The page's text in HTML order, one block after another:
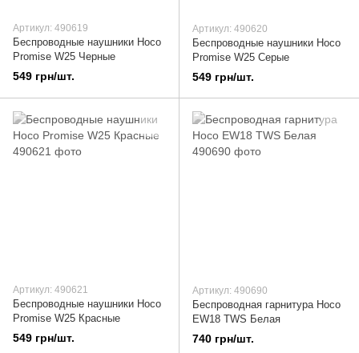
Артикул: 490619
Беспроводные наушники Hoco
Promise W25 Черные
549 грн/шт.
Артикул: 490620
Беспроводные наушники Hoco
Promise W25 Серые
549 грн/шт.
Артикул: 490621
Беспроводные наушники Hoco
Promise W25 Красные
549 грн/шт.
Артикул: 490690
Беспроводная гарнитура Hoco
EW18 TWS Белая
740 грн/шт.